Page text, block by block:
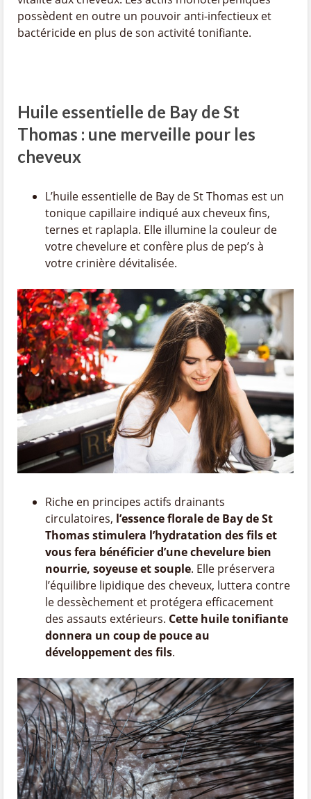
possèdent en outre un pouvoir anti-infectieux et
bactéricide en plus de son activité tonifiante.
Huile essentielle de Bay de St
Thomas : une merveille pour les
cheveux
L’huile essentielle de Bay de St Thomas est un
tonique capillaire indiqué aux cheveux fins,
ternes et raplapla. Elle illumine la couleur de
votre chevelure et confère plus de pep’s à
votre crinière dévitalisée.
Riche en principes actifs drainants
circulatoires, l’essence florale de Bay de St
Thomas stimulera l’hydratation des fils et
vous fera bénéficier d’une chevelure bien
nourrie, soyeuse et souple. Elle préservera
l’équilibre lipidique des cheveux, luttera contre
le dessèchement et protégera efficacement
des assauts extérieurs. Cette huile tonifiante
donnera un coup de pouce au
développement des fils.